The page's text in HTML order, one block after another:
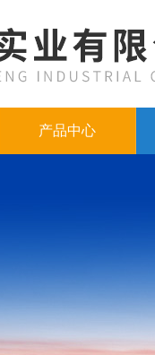
产品中心